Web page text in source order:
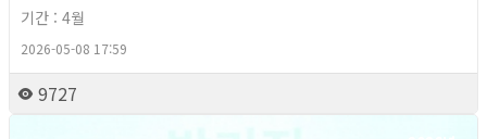
기간 : 4월
2026-05-08 17:59
9727